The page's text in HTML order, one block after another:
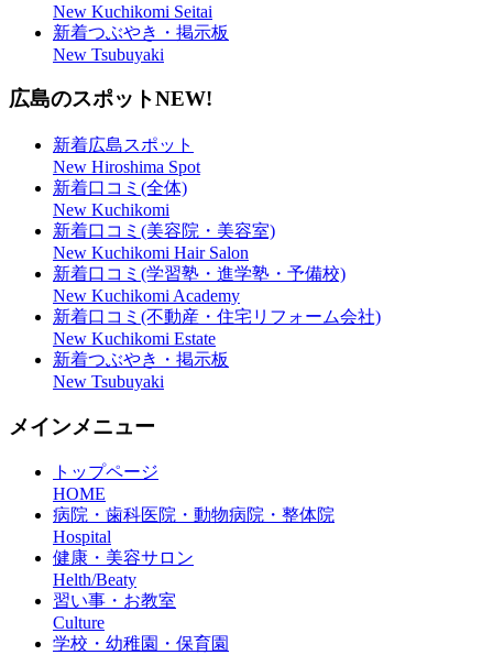
New Kuchikomi Seitai
新着つぶやき・掲示板
New Tsubuyaki
広島のスポットNEW!
新着広島スポット
New Hiroshima Spot
新着口コミ(全体)
New Kuchikomi
新着口コミ(美容院・美容室)
New Kuchikomi Hair Salon
新着口コミ(学習塾・進学塾・予備校)
New Kuchikomi Academy
新着口コミ(不動産・住宅リフォーム会社)
New Kuchikomi Estate
新着つぶやき・掲示板
New Tsubuyaki
メインメニュー
トップページ
HOME
病院・歯科医院・動物病院・整体院
Hospital
健康・美容サロン
Helth/Beaty
習い事・お教室
Culture
学校・幼稚園・保育園